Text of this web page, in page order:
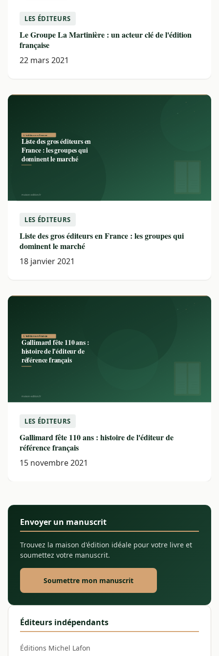
LES ÉDITEURS
Le Groupe La Martinière : un acteur clé de l'édition
française
22 mars 2021
LES ÉDITEURS
Liste des gros éditeurs en France : les groupes qui
dominent le marché
18 janvier 2021
LES ÉDITEURS
Gallimard fête 110 ans : histoire de l'éditeur de
référence français
15 novembre 2021
Envoyer un manuscrit
Trouvez la maison d'édition idéale pour votre livre et
soumettez votre manuscrit.
Soumettre mon manuscrit
Éditeurs indépendants
Éditions Michel Lafon